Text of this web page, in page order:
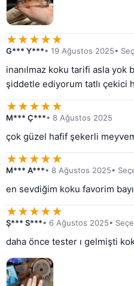
★★★★★
G*** Y***• 19 Ağustos 2025•
inanılmaz koku tarifi asla yok
şiddetle ediyorum tatlı çekici
★★★★★
M*** Ç***• 8 Ağustos 2025
çok güzel hafif şekerli
★★★★★
M*** A***• 8 Ağustos 2025•
en sevdiğim koku favorim
★★★★★
Ş*** S***• 6 Ağustos 2025•
daha önce tester ı gelmişti